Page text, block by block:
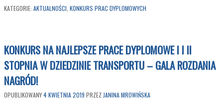
KATEGORIE: AKTUALNOŚCI KONKURS PRAC DYPLOMOWYCH
KONKURS NA NAJLEPSZE PRACE DYPLOMOWE I I II
STOPNIA W DZIEDZINIE TRANSPORTU – GALA ROZDANIA
NAGRÓD!
OPUBLIKOWANY4 KWIETNIA 2019 PRZEZ JANINA MROWIŃSKA